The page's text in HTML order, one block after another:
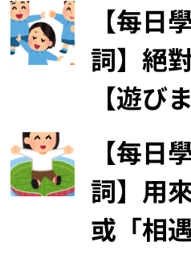
【每日
詞】絕
【遊び
【每日
詞】用
或「相